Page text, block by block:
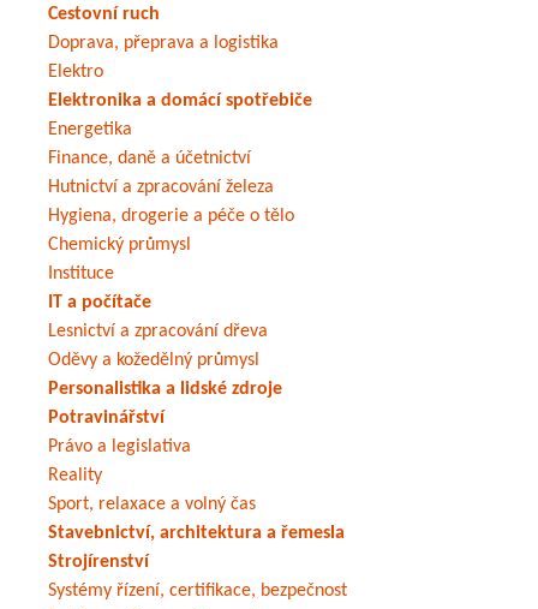
Cestovní ruch
Doprava, přeprava a logistika
Elektro
Elektronika a domácí spotřebiče
Energetika
Finance, daně a účetnictví
Hutnictví a zpracování železa
Hygiena, drogerie a péče o tělo
Chemický průmysl
Instituce
IT a počítače
Lesnictví a zpracování dřeva
Oděvy a kožedělný průmysl
Personalistika a lidské zdroje
Potravinářství
Právo a legislativa
Reality
Sport, relaxace a volný čas
Stavebnictví, architektura a řemesla
Strojírenství
Systémy řízení, certifikace, bezpečnost